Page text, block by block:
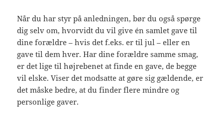
Når du har styr på anledningen, bør du også spørge
dig selv om, hvorvidt du vil give én samlet gave til
dine forældre – hvis det f.eks. er til jul – eller en
gave til dem hver. Har dine forældre samme smag,
er det lige til højrebenet at finde en gave, de begge
vil elske. Viser det modsatte at gøre sig gældende, er
det måske bedre, at du finder flere mindre og
personlige gaver.